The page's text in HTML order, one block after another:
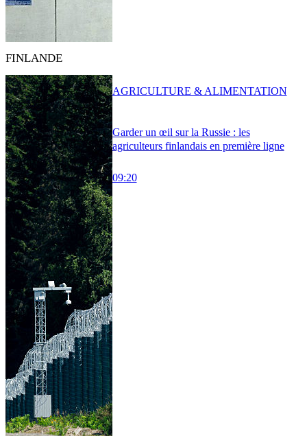
FINLANDE
Garder un œil sur la Russie : les
agriculteurs finlandais en première ligne
09:20
AGRICULTURE & ALIMENTATION